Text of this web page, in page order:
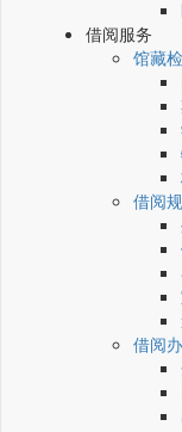
借阅服务
馆藏
借阅
借阅